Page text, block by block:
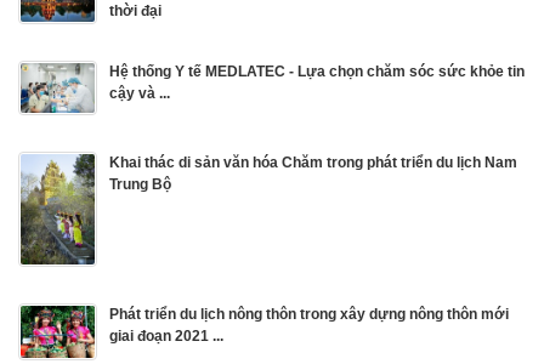
thời đại
Hệ thống Y tế MEDLATEC - Lựa chọn chăm sóc sức khỏe tin
cậy và ...
Khai thác di sản văn hóa Chăm trong phát triển du lịch Nam
Trung Bộ
Phát triển du lịch nông thôn trong xây dựng nông thôn mới
giai đoạn 2021 ...